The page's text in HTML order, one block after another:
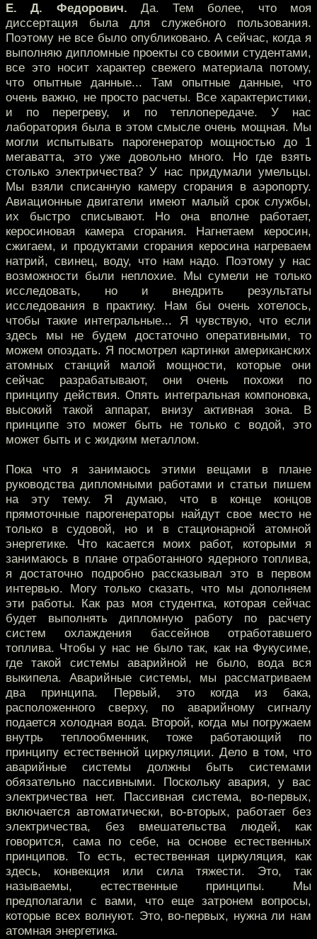
Е. Д. Федорович. Да. Тем более, что моя
диссертация была для служебного пользования.
Поэтому не все было опубликовано. А сейчас, когда я
выполняю дипломные проекты со своими студентами,
все это носит характер свежего материала потому,
что опытные данные... Там опытные данные, что
очень важно, не просто расчеты. Все характеристики,
и по перегреву, и по теплопередаче. У нас
лаборатория была в этом смысле очень мощная. Мы
могли испытывать парогенератор мощностью до 1
мегаватта, это уже довольно много. Но где взять
столько электричества? У нас придумали умельцы.
Мы взяли списанную камеру сгорания в аэропорту.
Авиационные двигатели имеют малый срок службы,
их быстро списывают. Но она вполне работает,
керосиновая камера сгорания. Нагнетаем керосин,
сжигаем, и продуктами сгорания керосина нагреваем
натрий, свинец, воду, что нам надо. Поэтому у нас
возможности были неплохие. Мы сумели не только
исследовать, но и внедрить результаты
исследования в практику. Нам бы очень хотелось,
чтобы такие интегральные... Я чувствую, что если
здесь мы не будем достаточно оперативными, то
можем опоздать. Я посмотрел картинки американских
атомных станций малой мощности, которые они
сейчас разрабатывают, они очень похожи по
принципу действия. Опять интегральная компоновка,
высокий такой аппарат, внизу активная зона. В
принципе это может быть не только с водой, это
может быть и с жидким металлом.
Пока что я занимаюсь этими вещами в плане
руководства дипломными работами и статьи пишем
на эту тему. Я думаю, что в конце концов
прямоточные парогенераторы найдут свое место не
только в судовой, но и в стационарной атомной
энергетике. Что касается моих работ, которыми я
занимаюсь в плане отработанного ядерного топлива,
я достаточно подробно рассказывал это в первом
интервью. Могу только сказать, что мы дополняем
эти работы. Как раз моя студентка, которая сейчас
будет выполнять дипломную работу по расчету
систем охлаждения бассейнов отработавшего
топлива. Чтобы у нас не было так, как на Фукусиме,
где такой системы аварийной не было, вода вся
выкипела. Аварийные системы, мы рассматриваем
два принципа. Первый, это когда из бака,
расположенного сверху, по аварийному сигналу
подается холодная вода. Второй, когда мы погружаем
внутрь теплообменник, тоже работающий по
принципу естественной циркуляции. Дело в том, что
аварийные системы должны быть системами
обязательно пассивными. Поскольку авария, у вас
электричества нет. Пассивная система, во-первых,
включается автоматически, во-вторых, работает без
электричества, без вмешательства людей, как
говорится, сама по себе, на основе естественных
принципов. То есть, естественная циркуляция, как
здесь, конвекция или сила тяжести. Это, так
называемы, естественные принципы. Мы
предполагали с вами, что еще затронем вопросы,
которые всех волнуют. Это, во-первых, нужна ли нам
атомная энергетика.